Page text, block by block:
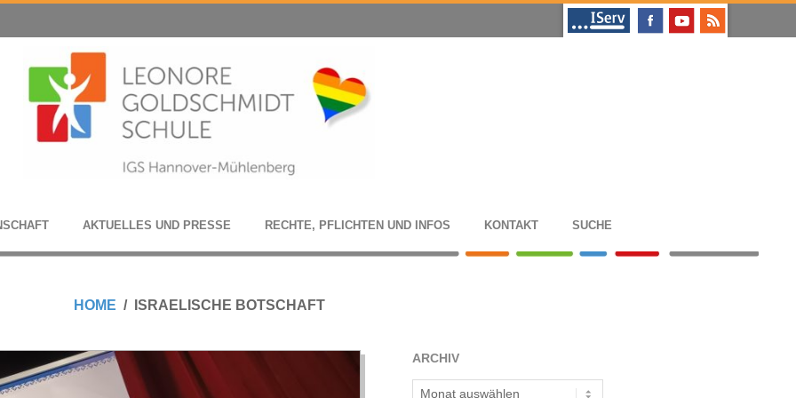
AKTU­EL­LES UND PRESSE RECHTE, PFLICH­TEN UND INFOS KON­TAKT SUCHE
HOME ISRAELISCHE BOTSCHAFT
ARCHIV
Archiv